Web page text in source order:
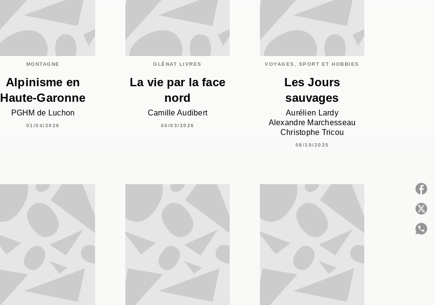
MONTAGNE
Alpinisme en
Haute-Garonne
PGHM de Luchon
01/04/2026
GLÉNAT LIVRES
La vie par la face
nord
Camille Audibert
04/03/2026
VOYAGES, SPORT ET HOBBIES
Les Jours
sauvages
Aurélien Lardy
Alexandre Marchesseau
Christophe Tricou
08/10/2025